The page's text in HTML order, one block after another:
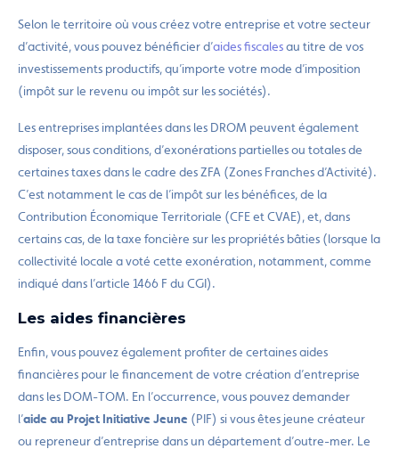
Selon le territoire où vous créez votre entreprise et votre secteur
d’activité, vous pouvez bénéficier d’aides fiscalesau titre de vos
investissements productifs, qu’importe votre mode d’imposition
(impôt sur le revenu ou impôt sur les sociétés).
Les entreprises implantées dans les DROM peuvent également
disposer, sous conditions, d’exonérations partielles ou totales de
certaines taxes dans le cadre des ZFA (Zones Franches d’Activité).
C’est notamment le cas de l’impôt sur les bénéfices, de la
Contribution Économique Territoriale (CFE et CVAE), et, dans
certains cas, de la taxe foncière sur les propriétés bâties (lorsque la
collectivité locale a voté cette exonération, notamment, comme
indiqué dans l’article 1466 F du CGI).
Les aides financières
Enfin, vous pouvez également profiter de certaines aides
financières pour le financement de votre création d’entreprise
dans les DOM-TOM. En l’occurrence, vous pouvez demander
l’aide au Projet Initiative Jeune (PIF) si vous êtes jeune créateur
ou repreneur d’entreprise dans un département d’outre-mer. Le